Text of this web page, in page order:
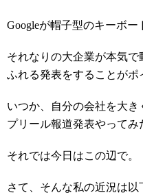
Googleが帽子型のキーボー
それなりの大企業が本気
ふれる発表をすることがポ
いつか、自分の会社を大
プリール報道発表やってみ
それでは今日はこの辺で。
さて、そんな私の近況は以